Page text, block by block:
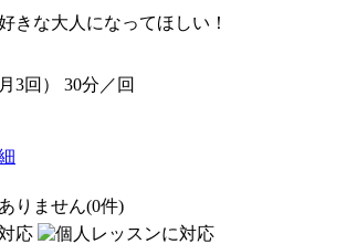
きな大人になってほしい！
3回） 30分／回
りません(0件)